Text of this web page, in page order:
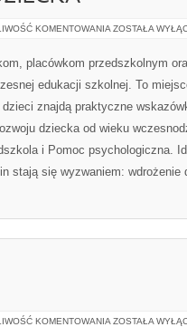
KOMENTOWANIA DIETETYKA
DZIECKA
ZOSTAŁA
placówkom przedszkolnym
edukacji szkolnej. To
znajdą praktyczne
dziecka od wieku
i Pomoc psychologiczna.
stają się wyzwaniem: wdrożenie
KOMENTOWANIA ZABIEGI
ZOSTAŁA